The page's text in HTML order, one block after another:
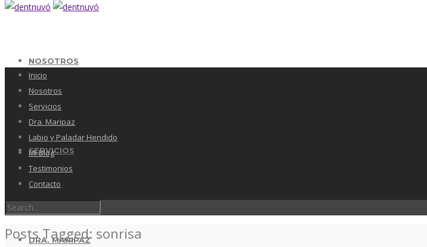
NOSOTROS
SERVICIOS
DRA. MARIPAZ
Inicio
Nosotros
Servicios
Dra. Maripaz
Labio y Paladar Hendido
Mi Blog
Testimonios
Contacto
Posts Tagged: sonrisa